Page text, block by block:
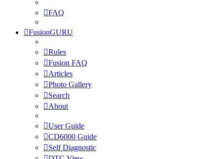
FAQ
FusionGURU
Rules
Fusion FAQ
Articles
Photo Gallery
Search
About
User Guide
CD6000 Guide
Self Diagnostic